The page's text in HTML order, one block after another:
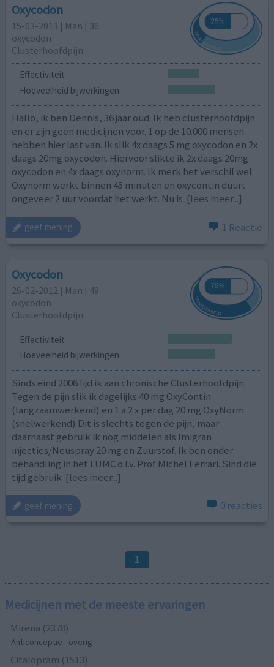
Oxycodon
15-03-2013 | Man | 36
oxycodon
Clusterhoofdpijn
Effectiviteit
Hoeveelheid bijwerkingen
Hallo, ik ben Dennis, 36 jaar oud. Ik heb clusterhoofdpijn
en er zijn geen medicijnen voor. 1 op de 10.000 mensen
hebben hier last van. Ik slik 4x daags 5 mg oxycodon en 2x
daags 20mg oxycodon. Hiervoor slikte ik 2x daags 20mg
oxycodon en 4x daags oxynorm. Ik merk het verschil wel.
Oxynorm werkt binnen 45 minuten en oxycontin duurt
ongeveer 2 uur voordat het werkt. Nu is [lees meer...]
geef mening 1 Reactie
Oxycodon
26-02-2012 | Man | 49
oxycodon
Clusterhoofdpijn
Effectiviteit
Hoeveelheid bijwerkingen
Sinds eind 2006 lijd ik aan chronische Clusterhoofdpijn.
Tegen de pijn slik ik dagelijks 40 mg OxyContin
(langzaamwerkend) en 1 a 2 x per dag 20 mg OxyNorm
(snelwerkend) Dit is slechts tegen de pijn, maar
daarnaast gebruik ik nog middelen als Imigran
injecties/Neuspray 20 mg en Zuurstof. Ik ben onder
behandling in het LUMC o.l.v. Prof Michel Ferrari. Sind die
tijd gebruik [lees meer...]
geef mening 0 reacties
1
Medicijnen met de meeste ervaringen
Mirena (2378)
Anticonceptie - overig
Citalopram (1513)